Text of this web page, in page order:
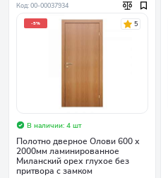
Код: 00-00037934
-5% 5
В наличии: 4 шт
Полотно дверное Олови 600 х
2000мм ламинированное
Миланский орех глухое без
притвора с замком